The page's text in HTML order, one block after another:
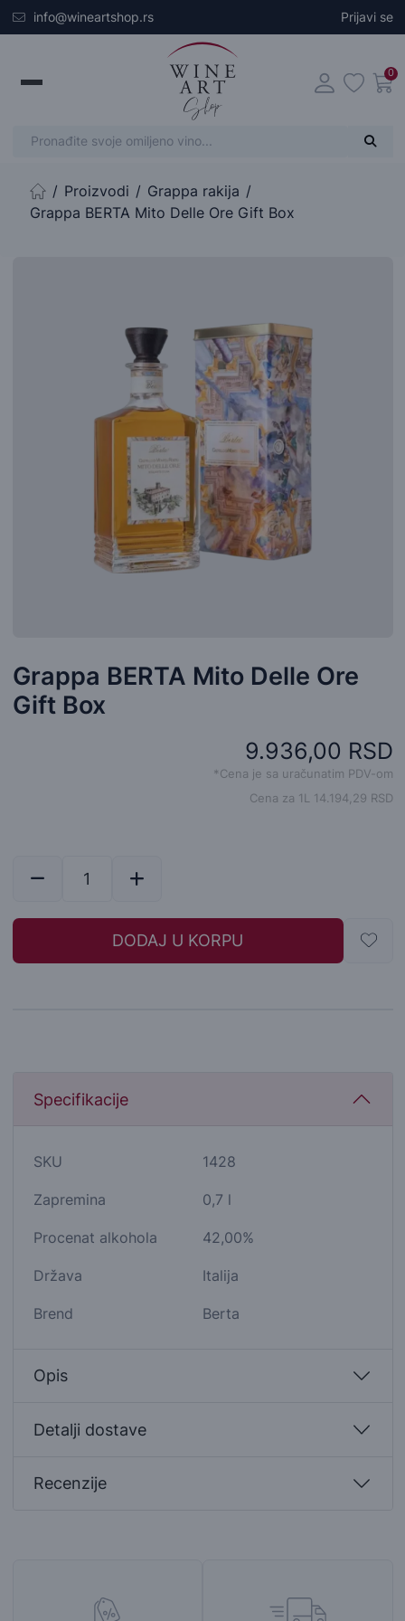
Skip to main content
info@wineartshop.rs Prijavi se
0
Početna stranica
Proizvodi
Grappa rakija
Grappa BERTA Mito Delle Ore Gift Box
Grappa BERTA Mito Delle Ore
Gift Box
9.936,00 RSD
*Cena je sa uračunatim PDV-om
Cena za 1L 14.194,29 RSD
DODAJ U KORPU
Specifikacije
SKU 1428
Zapremina 0,7 l
Procenat alkohola 42,00%
Država Italija
Brend Berta
Opis
Detalji dostave
Recenzije